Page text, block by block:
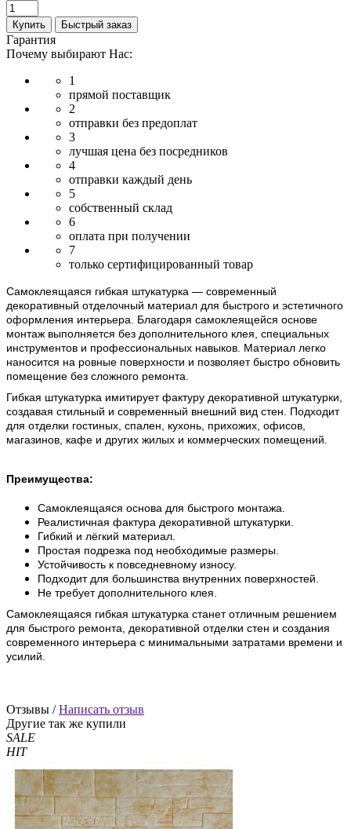
Купить Быстрый заказ
Гарантия
Почему выбирают Нас:
1
прямой поставщик
2
отправки без предоплат
3
лучшая цена без посредников
4
отправки каждый день
5
собственный склад
6
оплата при получении
7
только сертифицированный товар
Самоклеящаяся гибкая штукатурка — современный
декоративный отделочный материал для быстрого и эстетичного
оформления интерьера. Благодаря самоклеящейся основе
монтаж выполняется без дополнительного клея, специальных
инструментов и профессиональных навыков. Материал легко
наносится на ровные поверхности и позволяет быстро обновить
помещение без сложного ремонта.
Гибкая штукатурка имитирует фактуру декоративной штукатурки,
создавая стильный и современный внешний вид стен. Подходит
для отделки гостиных, спален, кухонь, прихожих, офисов,
магазинов, кафе и других жилых и коммерческих помещений.
Преимущества:
Самоклеящаяся основа для быстрого монтажа.
Реалистичная фактура декоративной штукатурки.
Гибкий и лёгкий материал.
Простая подрезка под необходимые размеры.
Устойчивость к повседневному износу.
Подходит для большинства внутренних поверхностей.
Не требует дополнительного клея.
Самоклеящаяся гибкая штукатурка станет отличным решением
для быстрого ремонта, декоративной отделки стен и создания
современного интерьера с минимальными затратами времени и
усилий.
Отзывы /Написать отзыв
Другие так же купили
SALE
HIT